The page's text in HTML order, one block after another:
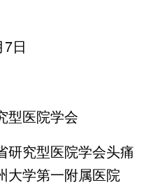
日
医院学会
究型医院学会头痛
大学第一附属医院